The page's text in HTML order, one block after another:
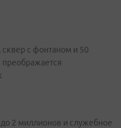
с фонтаном и 50
преображается
2 миллионов и служебное